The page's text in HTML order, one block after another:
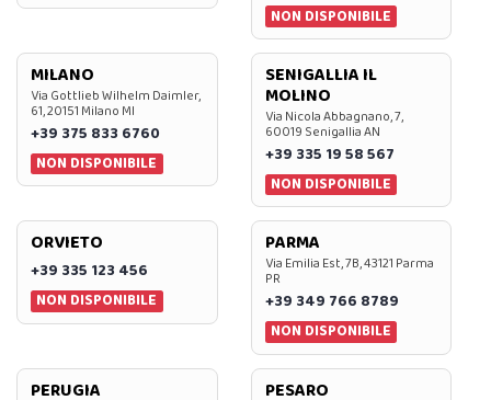
NON DISPONIBILE
MILANO
Via Gottlieb Wilhelm Daimler,
61, 20151 Milano MI
+39 375 833 6760
NON DISPONIBILE
SENIGALLIA IL
MOLINO
Via Nicola Abbagnano, 7,
60019 Senigallia AN
+39 335 19 58 567
NON DISPONIBILE
ORVIETO
+39 335 123 456
NON DISPONIBILE
PARMA
Via Emilia Est, 7B, 43121 Parma
PR
+39 349 766 8789
NON DISPONIBILE
PERUGIA PESARO